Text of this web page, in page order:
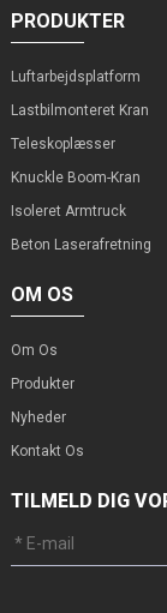
PRODUKTER
Luftarbejdsplatform
Lastbilmonteret Kran
Teleskoplæsser
Knuckle Boom-Kran
Isoleret Armtruck
Beton Laserafretning
OM OS
Om Os
Produkter
Nyheder
Kontakt Os
TILMELD DIG